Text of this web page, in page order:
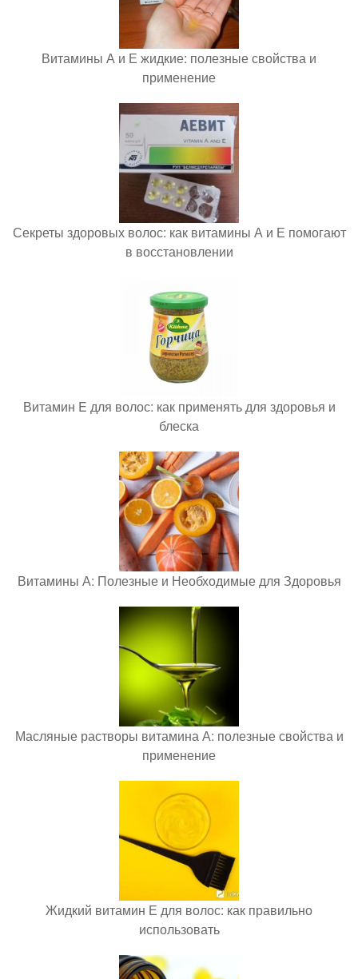
Витамины А и Е жидкие: полезные свойства и
применение
Секреты здоровых волос: как витамины А и Е помогают
в восстановлении
Витамин E для волос: как применять для здоровья и
блеска
Витамины А: Полезные и Необходимые для Здоровья
Масляные растворы витамина А: полезные свойства и
применение
Жидкий витамин Е для волос: как правильно
использовать